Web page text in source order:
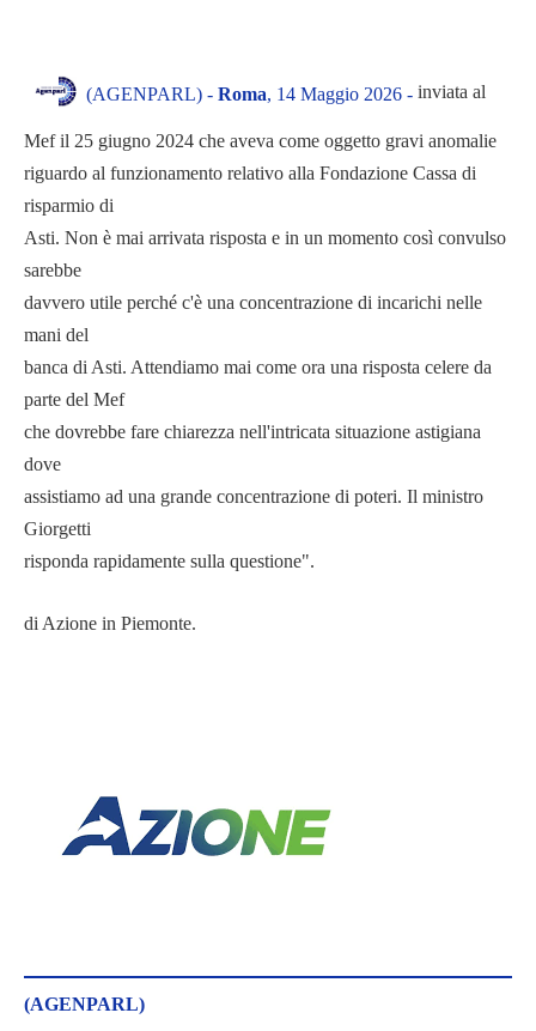
(AGENPARL) - Roma, 14 Maggio 2026 - inviata al
Mef il 25 giugno 2024 che aveva come oggetto gravi anomalie
riguardo al funzionamento relativo alla Fondazione Cassa di
risparmio di
Asti. Non è mai arrivata risposta e in un momento così convulso
sarebbe
davvero utile perché c'è una concentrazione di incarichi nelle
mani del
banca di Asti. Attendiamo mai come ora una risposta celere da
parte del Mef
che dovrebbe fare chiarezza nell'intricata situazione astigiana
dove
assistiamo ad una grande concentrazione di poteri. Il ministro
Giorgetti
risponda rapidamente sulla questione".
di Azione in Piemonte.
(AGENPARL)